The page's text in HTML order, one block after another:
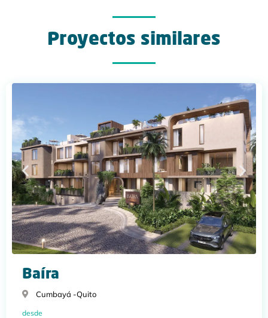
Proyectos similares
Baíra
Cumbayá -Quito
desde